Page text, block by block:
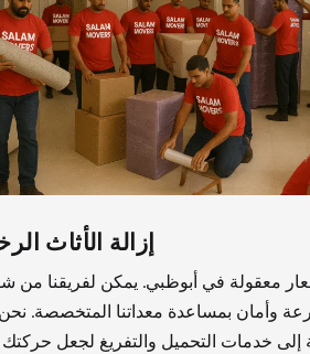
إزالة الأثاث
معقولة في أبوظبي. يمكن لفريقنا من
وأمان بمساعدة معداتنا المتخصصة.
إلى خدمات التحميل والتفريغ لجعل حركتك